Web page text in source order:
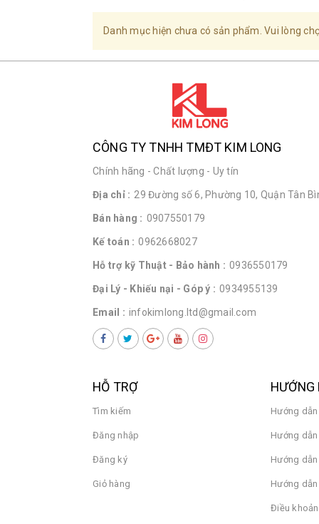
Danh mục hiện chưa có sản phẩm. Vui lòng
CÔNG TY TNHH TMĐT KIM LONG
Chính hãng - Chất lượng - Uy tín
Địa chỉ : 29 Đường số 6, Phường 10, Quận Tân
Bán hàng : 0907550179
Kế toán : 0962668027
Hỗ trợ kỹ Thuật - Bảo hành : 0936550179
Đại Lý - Khiếu nại - Góp ý : 0934955139
Email : infokimlong.ltd@gmail.com
HỖ TRỢ
Tìm kiếm
Đăng nhập
Đăng ký
Giỏ hàng
HƯỚNG
Hướng
Hướng
Hướng
Hướng
Điều